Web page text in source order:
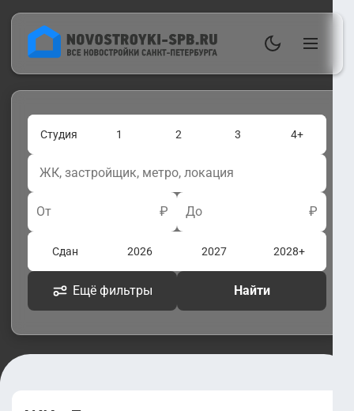
Студия 1 2 3 4+
От ₽ До ₽
Сдан 2026 2027 2028+
Ещё фильтры Найти